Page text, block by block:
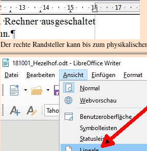
Der rechte Randsteller kann bis zum